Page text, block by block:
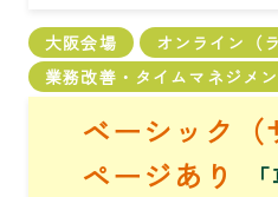
大阪会場
オンライン（
業務改善・タイムマネジメ
ベーシック（
ページあり